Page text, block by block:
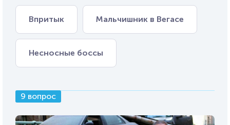
Впритык Мальчишник в Вегасе
Несносные боссы
9 вопрос